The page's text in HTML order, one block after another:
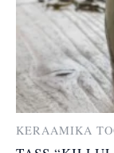
KERAAMIKA